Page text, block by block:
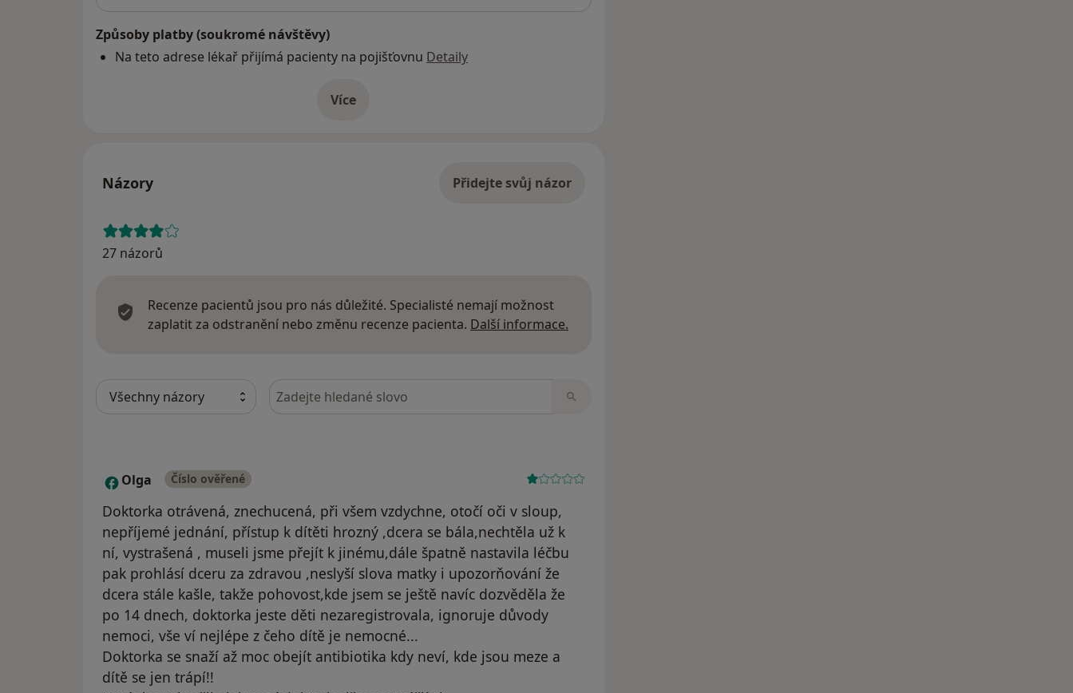
Způsoby platby (soukromé návštěvy)
Na teto adrese lékař přijímá pacienty na pojišťovnu Detaily
Víceo adrese
Názory Přidejte svůj názor
27 názorů
Recenze pacientů jsou pro nás důležité. Specialisté nemají možnost
zaplatit za odstranění nebo změnu recenze pacienta. Další informace.
Hledejte v názorech
O Olga Číslo ověřené
Doktorka otrávená, znechucená, při všem vzdychne, otočí oči v sloup,
nepříjemé jednání, přístup k dítěti hrozný ,dcera se bála,nechtěla už k
ní, vystrašená , museli jsme přejít k jinému,dále špatně nastavila léčbu
pak prohlásí dceru za zdravou ,neslyší slova matky i upozorňování že
dcera stále kašle, takže pohovost,kde jsem se ještě navíc dozvěděla že
po 14 dnech, doktorka jeste děti nezaregistrovala, ignoruje důvody
nemoci, vše ví nejlépe z čeho dítě je nemocné...
Doktorka se snaží až moc obejít antibiotika kdy neví, kde jsou meze a
dítě se jen trápí!!